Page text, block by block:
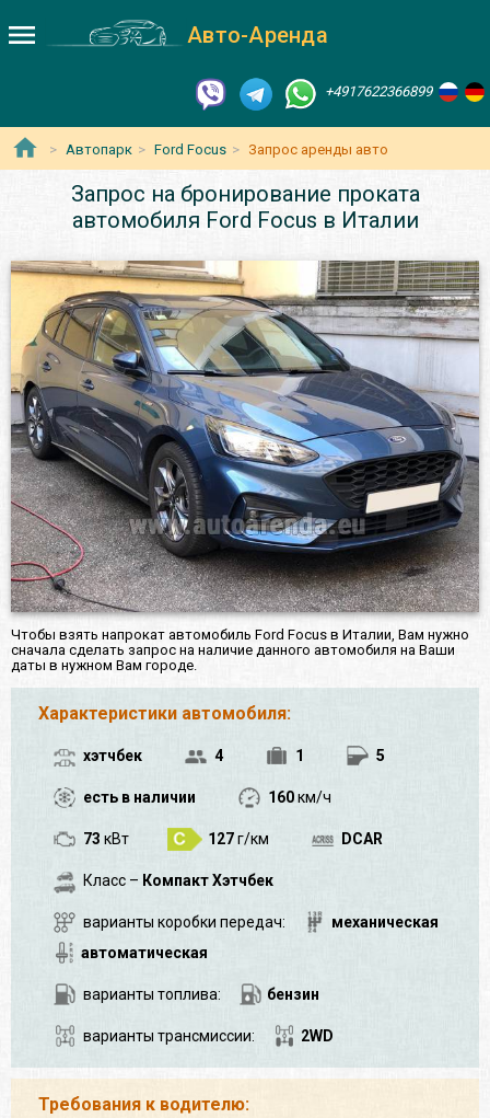
Авто-Аренда
+4917622366899
Автопарк Ford Focus Запрос аренды авто
Запрос на бронирование проката
автомобиля Ford Focus в Италии
Чтобы взять напрокат автомобиль Ford Focus в Италии, Вам нужно
сначала сделать запрос на наличие данного автомобиля на Ваши
даты в нужном Вам городе.
Характеристики автомобиля:
хэтчбек 4 1 5
есть в наличии 160км/ч
73 кВт 127г/км DCAR
Класс – Компакт Хэтчбек
варианты коробки передач:
механическая
автоматическая
варианты топлива: бензин
варианты трансмиссии: 2WD
Требования к водителю: